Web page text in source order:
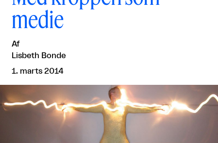
medie
Af
Lisbeth Bonde
1. marts 2014